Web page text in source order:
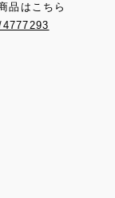
品はこちら